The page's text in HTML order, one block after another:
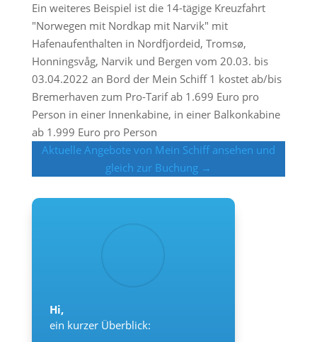
Ein weiteres Beispiel ist die 14-tägige Kreuzfahrt
"Norwegen mit Nordkap mit Narvik" mit
Hafenaufenthalten in Nordfjordeid, Tromsø,
Honningsvåg, Narvik und Bergen vom 20.03. bis
03.04.2022 an Bord der Mein Schiff 1 kostet ab/bis
Bremerhaven zum Pro-Tarif ab 1.699 Euro pro
Person in einer Innenkabine, in einer Balkonkabine
ab 1.999 Euro pro Person
Aktuelle Angebote von Mein Schiff ansehen und
gleich zur Buchung →
Hi,
ein kurzer Überblick: